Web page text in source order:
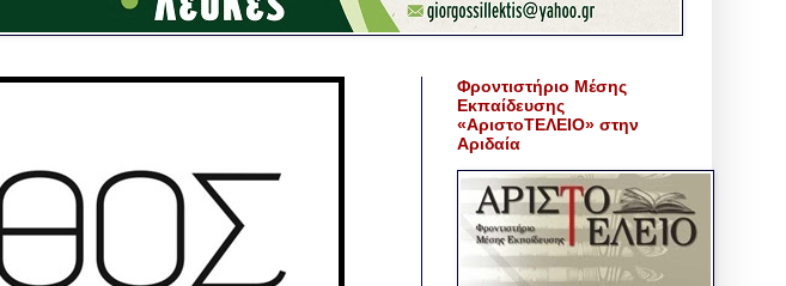
Φροντιστήριο Μέσης
Εκπαίδευσης
«ΑριστοΤΕΛΕΙΟ» στην
Αριδαία